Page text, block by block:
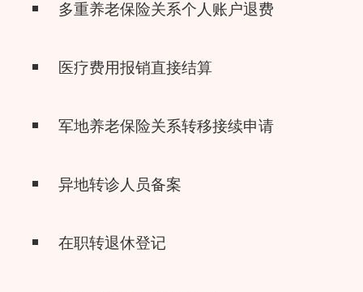
多重养老保险关系个人账户退费
医疗费用报销直接结算
军地养老保险关系转移接续申请
异地转诊人员备案
在职转退休登记